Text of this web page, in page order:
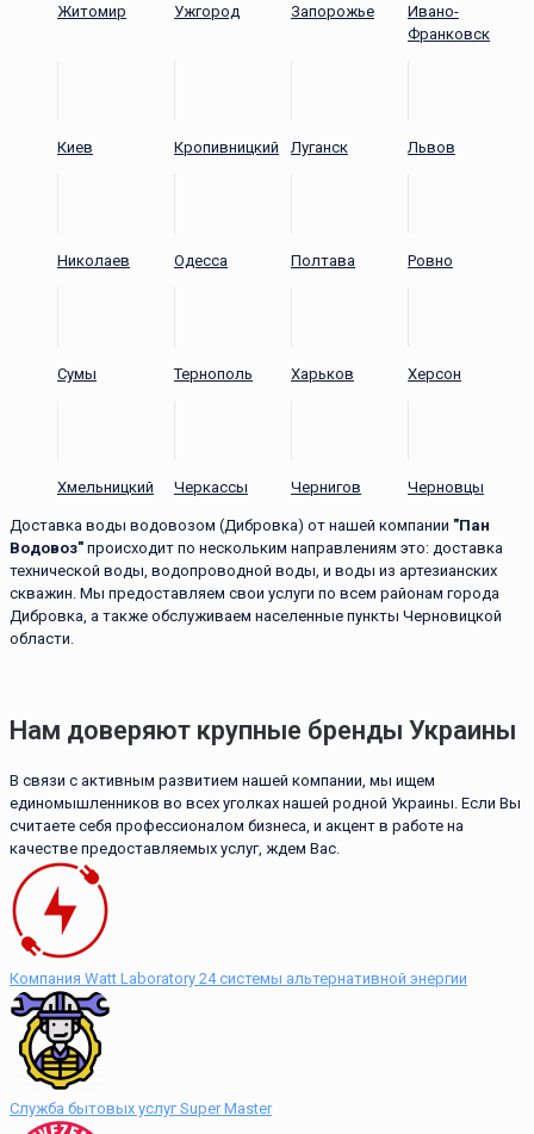
Житомир Ужгород Запорожье
Ивано-
Франковск
Киев Кропивницкий Луганск Львов
Николаев Одесса Полтава Ровно
Сумы Тернополь Харьков Херсон
Хмельницкий Черкассы Чернигов Черновцы
Доставка воды водовозом (Дибровка) от нашей компании "Пан
Водовоз" происходит по нескольким направлениям это: доставка
технической воды, водопроводной воды, и воды из артезианских
скважин. Мы предоставляем свои услуги по всем районам города
Дибровка, а также обслуживаем населенные пункты Черновицкой
области.
Нам доверяют крупные бренды Украины
В связи с активным развитием нашей компании, мы ищем
единомышленников во всех уголках нашей родной Украины. Если Вы
считаете себя профессионалом бизнеса, и акцент в работе на
качестве предоставляемых услуг, ждем Вас.
Компания Watt Laboratory 24 системы альтернативной энергии
Служба бытовых услуг Super Master